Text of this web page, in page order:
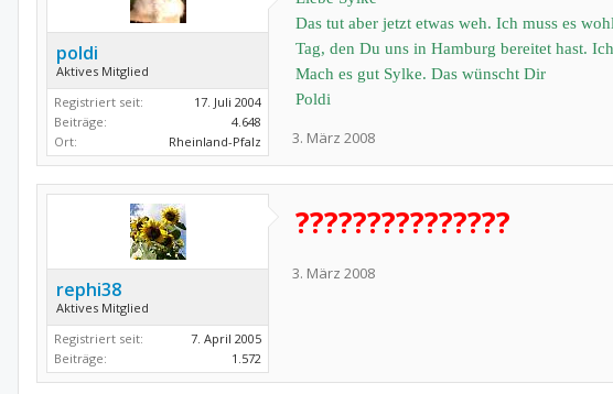
poldi
Aktives Mitglied
Registriert seit:
17. Juli 2004
Beiträge:
4.648
Ort:
Rheinland-Pfalz
Das tut aber jetzt etwas weh. Ich muss es
Tag, den Du uns in Hamburg bereitet hast.
Mach es gut Sylke. Das wünscht Dir
Poldi
3. März 2008
rephi38
Aktives Mitglied
Registriert seit:
7. April 2005
Beiträge:
1.572
???????????????
3. März 2008